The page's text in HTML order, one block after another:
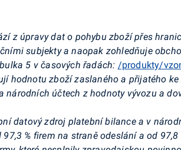
z úpravy dat o pohybu zboží přes
subjekty a naopak zohledňuje
5 v časových řadách: /produkty/
hodnotu zboží zaslaného a přijatého
účtech z hodnoty vývozu a
datový zdroj platební bilance a v
% firem na straně odeslání a od